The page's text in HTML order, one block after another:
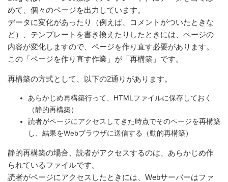
めて、個々のページを出力しています。
データに変化があったり（例えば、コメントがついたときな
ど）、テンプレートを書き換えたりしたときには、ページの
内容が変化しますので、ページを作り直す必要があります。
この「ページを作り直す作業」が「再構築」です。
再構築の方式として、以下の2通りがあります。
あらかじめ再構築行って、HTMLファイルに保存しておく
（静的再構築）
読者がページにアクセスしてきた時点でそのページを再構築
し、結果をWebブラウザに送信する（動的再構築）
静的再構築の場合、読者がアクセスするのは、あらかじめ作
られているファイルです。
読者がページにアクセスしたときには、Webサーバーはファ